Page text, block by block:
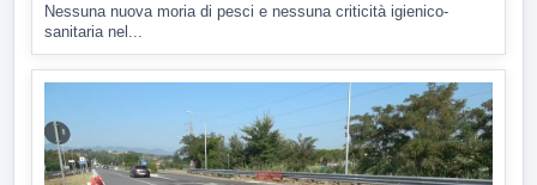
Nessuna nuova moria di pesci e nessuna criticità igienico-
sanitaria nel...